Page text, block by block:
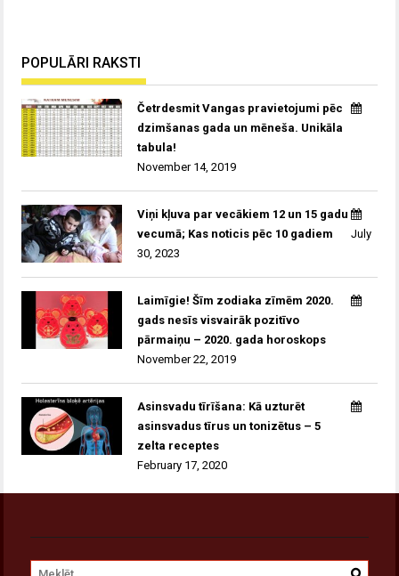
POPULĀRI RAKSTI
Četrdesmit Vangas pravietojumi pēc
dzimšanas gada un mēneša. Unikāla
tabula!
November 14, 2019
Viņi kļuva par vecākiem 12 un 15 gadu
vecumā; Kas noticis pēc 10 gadiem
July
30, 2023
Laimīgie! Šīm zodiaka zīmēm 2020.
gads nesīs visvairāk pozitīvo
pārmaiņu – 2020. gada horoskops
November 22, 2019
Asinsvadu tīrīšana: Kā uzturēt
asinsvadus tīrus un tonizētus – 5
zelta receptes
February 17, 2020